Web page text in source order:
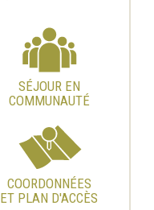
SÉJOUR EN
COMMUNAUTÉ
COORDONNÉES
ET PLAN D'ACCÈS